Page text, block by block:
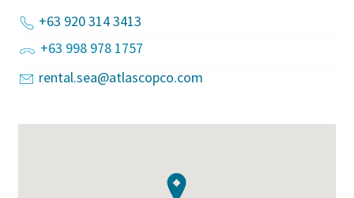
+63 920 314 3413
+63 998 978 1757
rental.sea@atlascopco.com